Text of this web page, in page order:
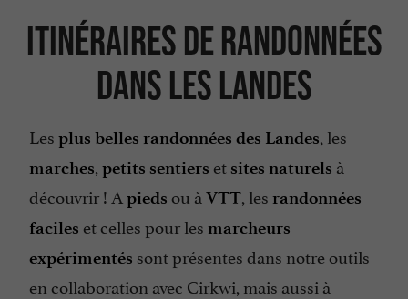
Itinéraires de randonnées
dans les Landes
Les plus belles randonnées des Landes, les
marches, petits sentiers et sites naturels à
découvrir ! A pieds ou à VTT, les randonnées
faciles et celles pour les marcheurs
expérimentés sont présentes dans notre outils
en collaboration avec Cirkwi, mais aussi à